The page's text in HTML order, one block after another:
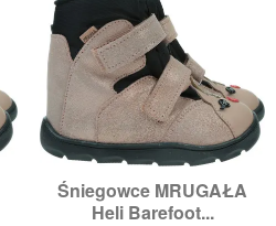
Śniegowce MRUGAŁA
Heli Barefoot...